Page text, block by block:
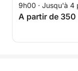
9h00 · Jusqu'à 4
A partir de 350